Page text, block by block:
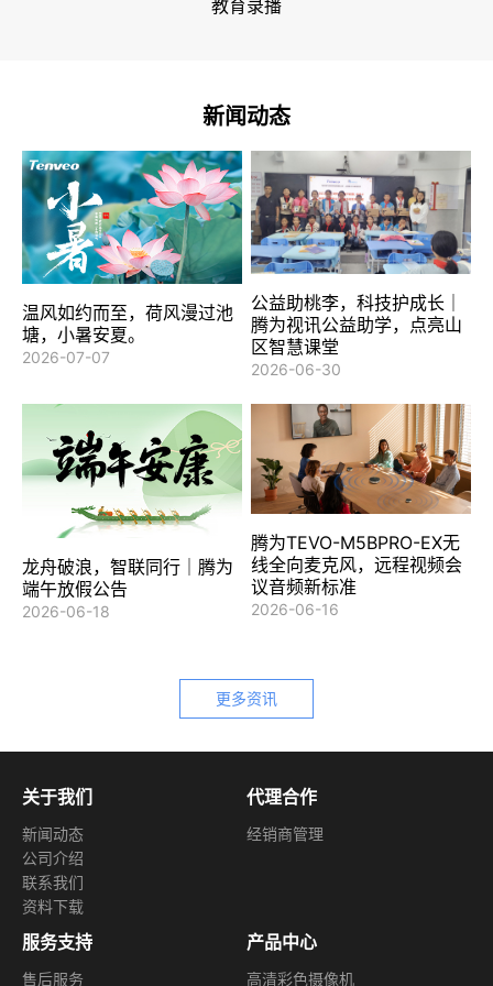
教育录播
新闻动态
温风如约而至，荷风漫过池
塘，小暑安夏。
2026-07-07
公益助桃李，科技护成长｜
腾为视讯公益助学，点亮山
区智慧课堂
2026-06-30
龙舟破浪，智联同行｜腾为
端午放假公告
2026-06-18
腾为TEVO-M5BPRO-EX无
线全向麦克风，远程视频会
议音频新标准
2026-06-16
更多资讯
关于我们
新闻动态
公司介绍
联系我们
资料下载
代理合作
经销商管理
服务支持
售后服务
产品中心
高清彩色摄像机